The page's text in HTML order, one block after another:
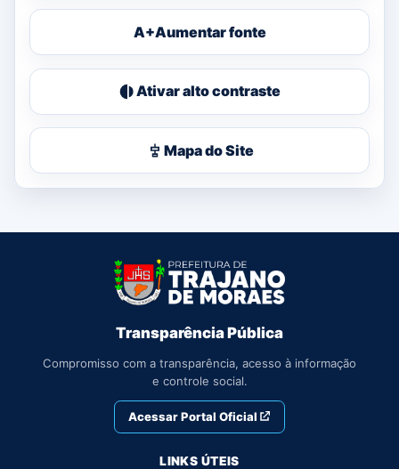
A+Aumentar fonte
Ativar alto contraste
Mapa do Site
Transparência Pública
Compromisso com a transparência, acesso à informação
e controle social.
Acessar Portal Oficial
LINKS ÚTEIS